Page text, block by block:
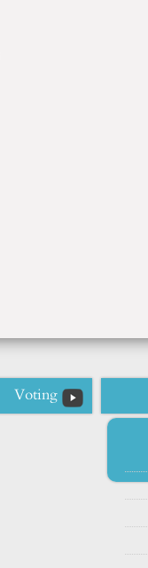
Voting